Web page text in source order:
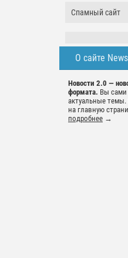
Спамный сайт
О сайте
Новости 2.0 —
формата. Вы сами
актуальные
на главную
подробнее →